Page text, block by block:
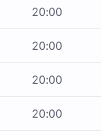
20:00
20:00
20:00
20:00